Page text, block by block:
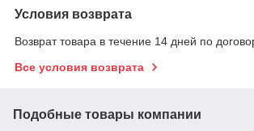
Условия возврата
Возврат товара в течение 14 дней по
Все условия возврата
Подобные товары компании